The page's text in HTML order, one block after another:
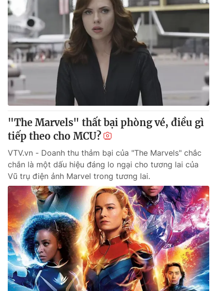
"The Marvels" thất bại phòng vé, điều gì
tiếp theo cho MCU?
VTV.vn - Doanh thu thảm bại của "The Marvels" chắc
chắn là một dấu hiệu đáng lo ngại cho tương lai của
Vũ trụ điện ảnh Marvel trong tương lai.